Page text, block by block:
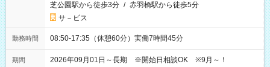
芝公園駅から徒歩3分 / 赤羽橋駅から徒歩5分
サ－ビス
勤務時間 08:50-17:35（休憩60分）実働7時間45分
期間 2026年09月01日～長期 ※開始日相談OK ※9月～！